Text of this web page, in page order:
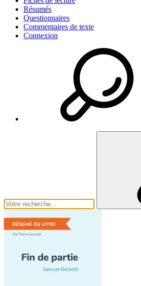
Résumés
Questionnaires
Commentaires de texte
Connexion